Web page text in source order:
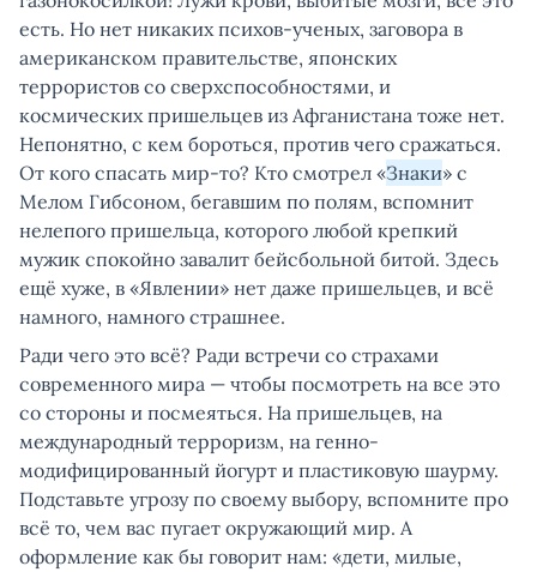
есть. Но нет никаких психов-ученых, заговора в
американском правительстве, японских
террористов со сверхспособностями, и
космических пришельцев из Афганистана тоже нет.
Непонятно, с кем бороться, против чего сражаться.
От кого спасать мир-то? Кто смотрел «Знаки» с
Мелом Гибсоном, бегавшим по полям, вспомнит
нелепого пришельца, которого любой крепкий
мужик спокойно завалит бейсбольной битой. Здесь
ещё хуже, в «Явлении» нет даже пришельцев, и всё
намного, намного страшнее.
Ради чего это всё? Ради встречи со страхами
современного мира — чтобы посмотреть на все это
со стороны и посмеяться. На пришельцев, на
международный терроризм, на генно-
модифицированный йогурт и пластиковую шаурму.
Подставьте угрозу по своему выбору, вспомните про
всё то, чем вас пугает окружающий мир. А
оформление как бы говорит нам: «дети, милые,